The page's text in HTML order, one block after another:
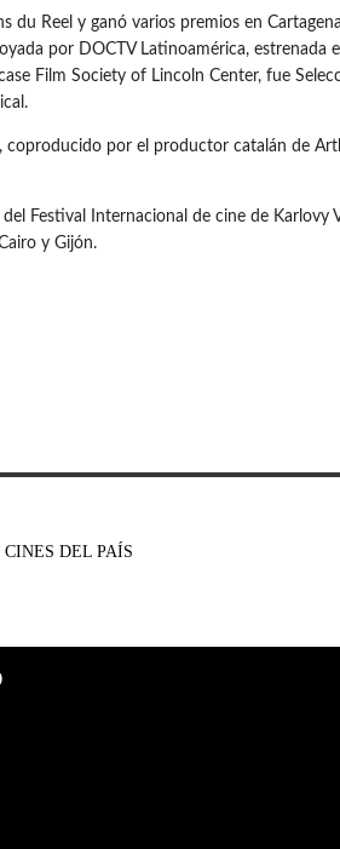
du Reel y ganó varios premios en
por DOCTV Latinoamérica,
Film Society of Lincoln Center, fue
por el productor catalán de
Festival Internacional de cine de
y Gijón.
DEL PAÍS